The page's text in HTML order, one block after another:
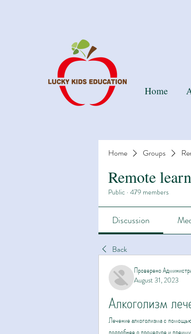
Home Groups
Remote
Public · 479 members
Discussion
Back
Проверено
August 31, 2023
Алкоголизм
Лечение алкоголизма с
Home